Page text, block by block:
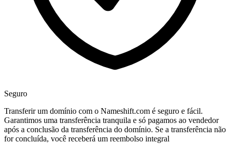
Seguro
Transferir um domínio com o Nameshift.com é seguro e fácil.
Garantimos uma transferência tranquila e só pagamos ao vendedor
após a conclusão da transferência do domínio. Se a transferência não
for concluída, você receberá um reembolso integral